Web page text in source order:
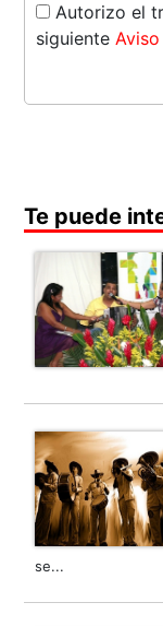
Autorizo el
siguiente
Te puede
se...